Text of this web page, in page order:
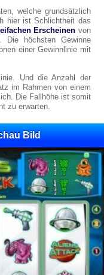
welche grundsätzlich
hier ist Schlichtheit das
Erscheinen von
Die höchsten Gewinne
einer Gewinnlinie mit
Und die Anzahl der
im Rahmen von einem
Die Fallhöhe ist somit
zu erwarten.
Bild